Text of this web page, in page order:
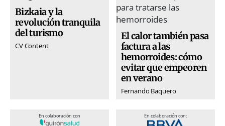
Bizkaia y la
revolución tranquila
del turismo
CV Content
El calor también pasa
factura a las
hemorroides: cómo
evitar que empeoren
en verano
Fernando Baquero
En colaboración con En colaboración con: